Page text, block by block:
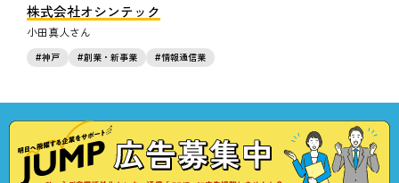
株式会社オシンテック
小田真人
神戸 創業・新事業 情報通信業